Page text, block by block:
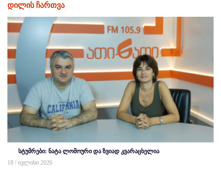
დილის ჩართვა
სტუმრები: ნატა ლომოური და ზვიად კვარაცხელია
18 / ივლისი 2026